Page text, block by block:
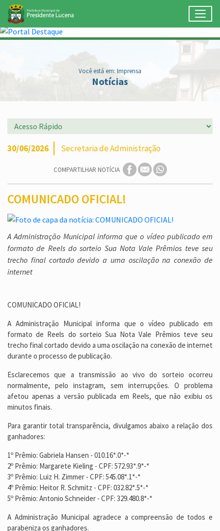
Ir para conteúdo principal
Você está em: Imprensa
Notícias
30/06/2026 Secretaria de Administração
COMPARTILHAR NOTÍCIA
COMUNICADO OFICIAL!
A Administração Municipal informa que o vídeo publicado em
formato de Reels do sorteio Sua Nota Vale Prêmios teve seu
trecho final cortado devido a uma oscilação na conexão de
internet
COMUNICADO OFICIAL!
A Administração Municipal informa que o vídeo publicado em
formato de Reels do sorteio Sua Nota Vale Prêmios teve seu
trecho final cortado devido a uma oscilação na conexão de internet
durante o processo de publicação.
Esclarecemos que a transmissão ao vivo do sorteio ocorreu
normalmente, pelo instagram, sem interrupções. O problema
afetou apenas a versão publicada em Reels, que não exibiu os
minutos finais.
Para garantir total transparência, divulgamos abaixo a relação dos
ganhadores:
1º Prêmio: Gabriela Hansen - 010.16*.0*-*
2º Prêmio: Margarete Kieling - CPF: 572.93*.9*-*
3º Prêmio: Luiz H. Zimmer - CPF: 545.08*.1*-*
4º Prêmio: Heitor R. Schmitz - CPF: 032.82*.5*-*
5º Prêmio: Antonio Schneider - CPF: 329.480.8*-*
A Administração Municipal agradece a compreensão de todos e
parabeniza os ganhadores.